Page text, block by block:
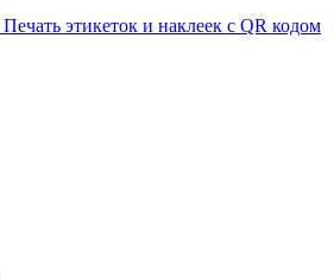
Печать этикеток и наклеек с QR кодом